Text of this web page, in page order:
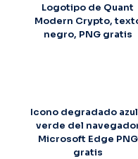
Logotipo de Quant
Modern Crypto,
negro, PNG gratis
Icono degradado
verde del
Microsoft Edge PNG
gratis